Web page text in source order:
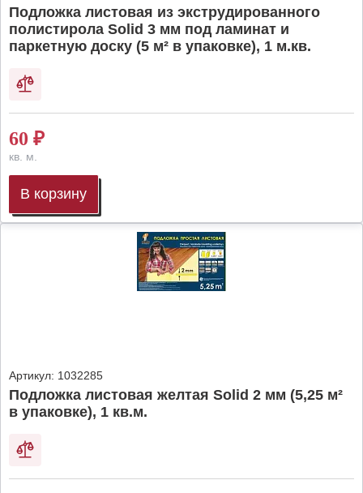
Подложка листовая из экструдированного
полистирола Solid 3 мм под ламинат и
паркетную доску (5 м² в упаковке), 1 м.кв.
60 ₽
кв. м.
В корзину
Артикул: 1032285
Подложка листовая желтая Solid 2 мм (5,25 м²
в упаковке), 1 кв.м.